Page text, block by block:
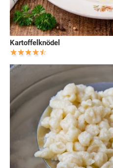
Kartoffelknödel